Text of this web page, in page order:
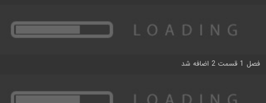
فصل 1 قسمت 2 اضافه شد